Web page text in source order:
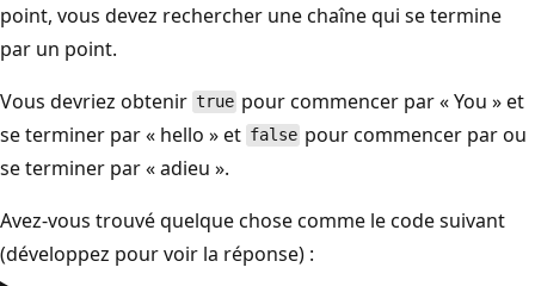
point, vous devez rechercher une chaîne qui se termine
par un point.
Vous devriez obtenir true pour commencer par « You » et
se terminer par « hello » et false pour commencer par ou
se terminer par « adieu ».
Avez-vous trouvé quelque chose comme le code suivant
(développez pour voir la réponse) :